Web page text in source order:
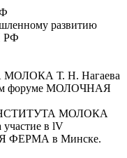
развитию
МОЛОКА Т. Н. Нагаева
форуме МОЛОЧНАЯ
ИНСТИТУТА МОЛОКА
участие в lV
ФЕРМА в Минске.